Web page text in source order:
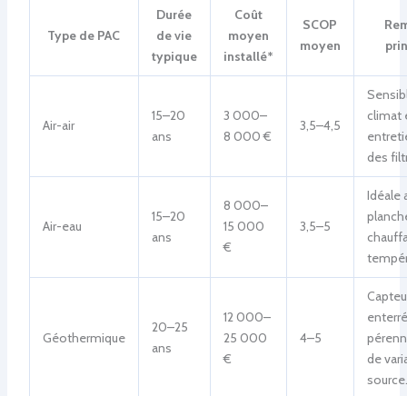
Type de PAC
Durée
de vie
typique
Coût
moyen
installé*
SCOP
moyen
Air-air
15–20
ans
3 000–
8 000 €
3,5–4,5
climat
des
Air-eau
15–20
ans
8 000–
15 000
€
3,5–5
Idéale
Géothermique
20–25
ans
12 000–
25 000
€
4–5
de
source.